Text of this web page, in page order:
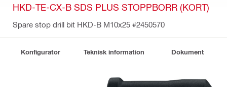
HKD-TE-CX-B SDS PLUS STOPPBORR (KORT)
Spare stop drill bit HKD-B M10x25 #2450570
Konfigurator Teknisk information Dokument